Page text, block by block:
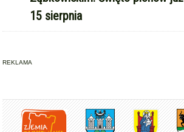
15 sierpnia
REKLAMA